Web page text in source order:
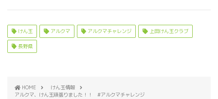
けん玉 アルクマ アルクマチャレンジ 上田けん玉クラブ
長野県
HOME
けん玉情報
アルクマ、けん玉頑張りました！！ #アルクマチャレンジ